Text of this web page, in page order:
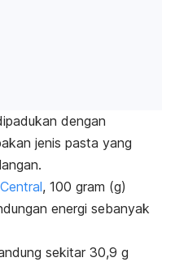
dengan
jenis pasta yang
, 100 gram (g)
energi sebanyak
sekitar 30,9 g